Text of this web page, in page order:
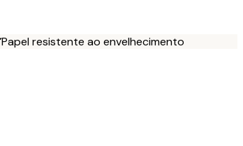
Papel resistente ao envelhecimento